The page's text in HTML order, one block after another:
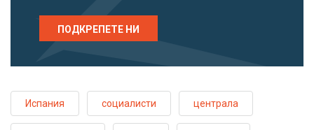
ПОДКРЕПЕТЕ НИ
Испания социалисти централа